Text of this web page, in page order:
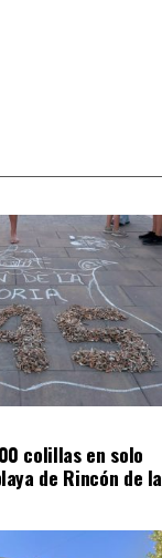
colillas en solo
de Rincón de la